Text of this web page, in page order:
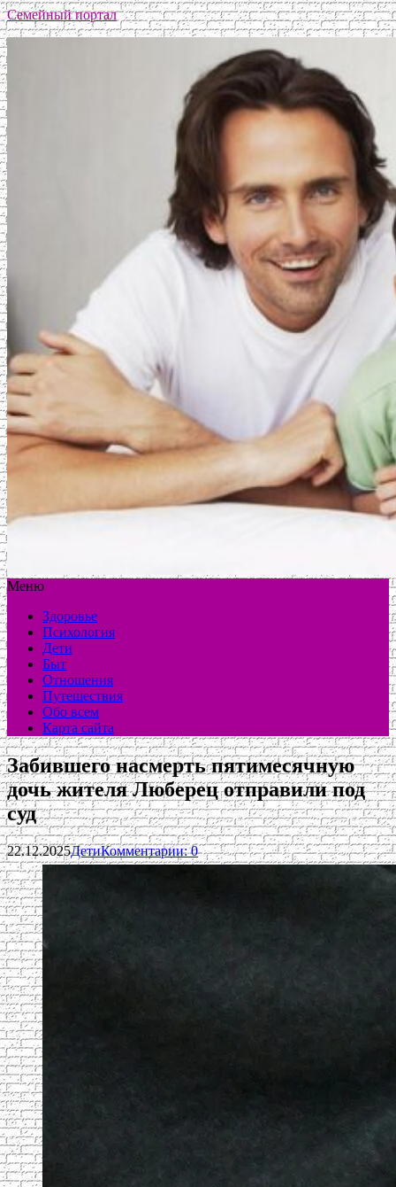
Семейный портал
Меню
Здоровье
Психология
Дети
Быт
Отношения
Путешествия
Обо всем
Карта сайта
Забившего насмерть пятимесячную
дочь жителя Люберец отправили под
суд
22.12.2025ДетиКомментарии: 0